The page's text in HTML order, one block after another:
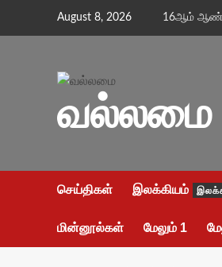
August 8, 2026 16ஆம்
வல்லமை
செய்திகள் இலக்கியம்
மின்னூல்கள் மேலும் 1